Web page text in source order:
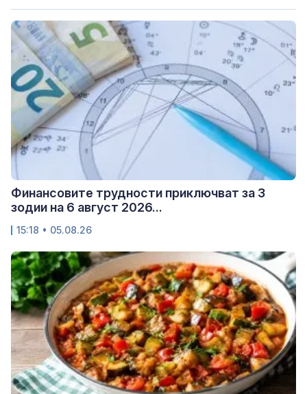
Финансовите трудности приключват за 3
зодии на 6 август 2026...
15:18 • 05.08.26